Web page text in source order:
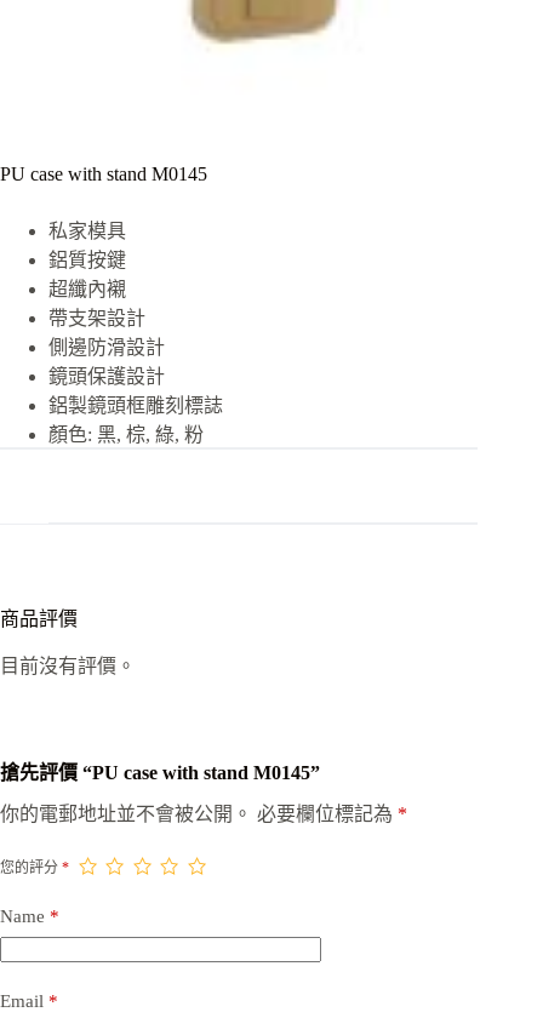
PU case with stand M0145
私家模具
鋁質按鍵
超纖內襯
帶支架設計
側邊防滑設計
鏡頭保護設計
鋁製鏡頭框雕刻標誌
顏色: 黑, 棕, 綠, 粉
商品評價
目前沒有評價。
搶先評價 “PU case with stand M0145”
你的電郵地址並不會被公開。 必要欄位標記為 *
您的評分 *
Name *
Email *